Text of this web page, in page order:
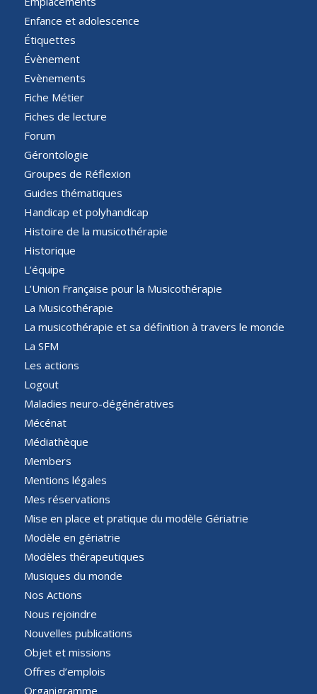
Enfance et adolescence
Étiquettes
Évènement
Evènements
Fiche Métier
Fiches de lecture
Forum
Gérontologie
Groupes de Réflexion
Guides thématiques
Handicap et polyhandicap
Histoire de la musicothérapie
Historique
L’équipe
L’Union Française pour la Musicothérapie
La Musicothérapie
La musicothérapie et sa définition à travers le monde
La SFM
Les actions
Logout
Maladies neuro-dégénératives
Mécénat
Médiathèque
Members
Mentions légales
Mes réservations
Mise en place et pratique du modèle Gériatrie
Modèle en gériatrie
Modèles thérapeutiques
Musiques du monde
Nos Actions
Nous rejoindre
Nouvelles publications
Objet et missions
Offres d’emplois
Organigramme